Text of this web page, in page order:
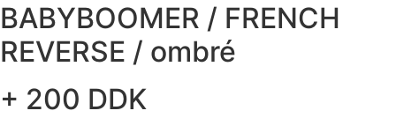
BABYBOOMER / FRENCH
REVERSE / ombré
+ 200 DDK